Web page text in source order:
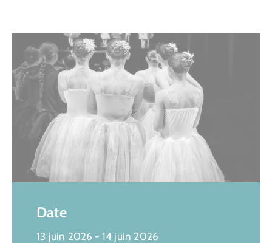
Date
13 juin 2026 - 14 juin 2026